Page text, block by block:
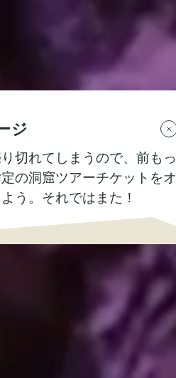
ジ
切れてしまうので、前もっ
の洞窟ツアーチケットをオ
う。それではまた！